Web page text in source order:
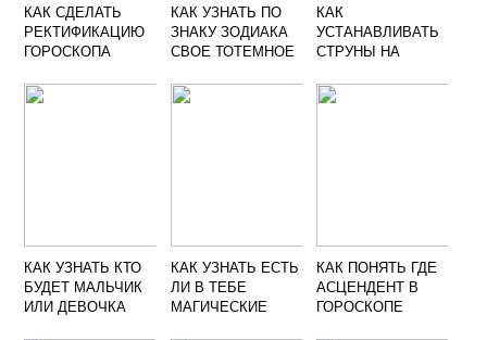
КАК СДЕЛАТЬ
РЕКТИФИКАЦИЮ
ГОРОСКОПА
САМОМУ
КАК УЗНАТЬ ПО
ЗНАКУ ЗОДИАКА
СВОЕ ТОТЕМНОЕ
КАК
УСТАНАВЛИВАТЬ
СТРУНЫ НА
КАК УЗНАТЬ КТО
БУДЕТ МАЛЬЧИК
ИЛИ ДЕВОЧКА
КАК УЗНАТЬ ЕСТЬ
ЛИ В ТЕБЕ
МАГИЧЕСКИЕ
КАК ПОНЯТЬ ГДЕ
АСЦЕНДЕНТ В
ГОРОСКОПЕ